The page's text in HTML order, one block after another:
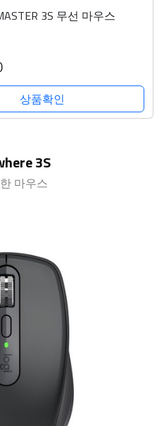
3S 무선 마우스
상품확인
3S
마우스